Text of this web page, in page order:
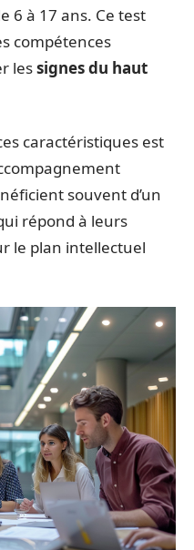
6 à 17 ans. Ce test
compétences
lessignes du haut
caractéristiques est
souvent d’un
répond à leurs
le plan intellectuel